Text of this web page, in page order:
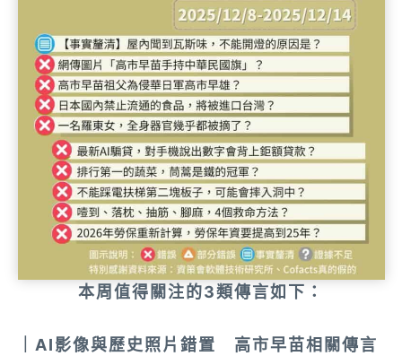
本周值得關注的3類傳言如下：
｜AI影像與歷史照片錯置 高市早苗相關傳言